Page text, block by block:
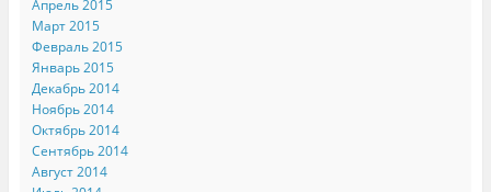
Апрель 2015
Март 2015
Февраль 2015
Январь 2015
Декабрь 2014
Ноябрь 2014
Октябрь 2014
Сентябрь 2014
Август 2014